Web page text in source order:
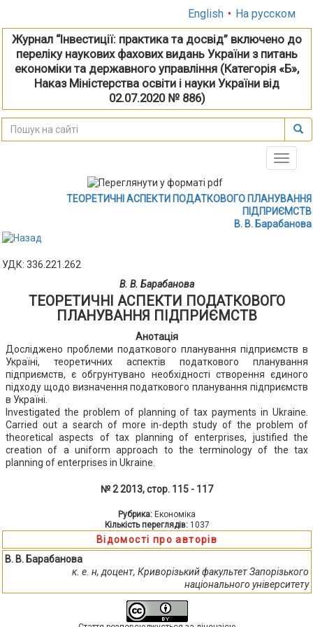
English • На русском
Журнал “Інвестиції: практика та досвід” включено до
переліку наукових фахових видань України з питань
економіки та державного управління (Категорія «Б»,
Наказ Міністерства освіти і науки України від
02.07.2020 № 886)
Toggle
ТЕОРЕТИЧНІ АСПЕКТИ ПОДАТКОВОГО ПЛАНУВАННЯ
ПІДПРИЄМСТВ
В. В. Барабанова
УДК: 336.221.262
В. В. Барабанова
ТЕОРЕТИЧНІ АСПЕКТИ ПОДАТКОВОГО
ПЛАНУВАННЯ ПІДПРИЄМСТВ
Анотація
Досліджено проблеми податкового планування підприємств в
Україні, теоретичних аспектів податкового планування
підприємств, є обгрунтувано необхідності створення єдиного
підходу щодо визначення податкового планування підприємств
в Україні.
Investigated the problem of planning of tax payments in Ukraine.
Carried out a search of more in-depth study of the problem of
theoretical aspects of tax planning of enterprises, justified the
creation of a uniform approach to the terminology of the tax
planning of enterprises in Ukraine.
№ 2 2013, стор. 115 - 117
Рубрика: Економіка
Кількість переглядів: 1037
Відомості про авторів
В. В. Барабанова
к. е. н, доцент, Криворізький факультет Запорізького
національного університету